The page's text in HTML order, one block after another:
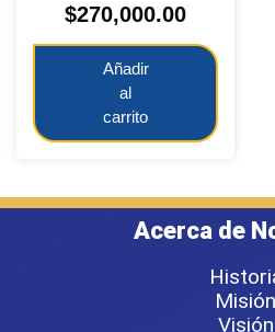
$270,000.00
Añadir
al
carrito
Acerca de
Misión
Visión